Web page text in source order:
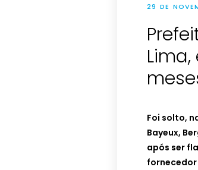
29 DE
Foi solto,
Bayeux,
após ser
fornecedor